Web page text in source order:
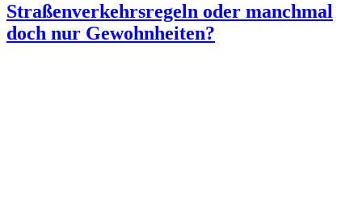
Straßenverkehrsregeln oder manchmal
doch nur Gewohnheiten?